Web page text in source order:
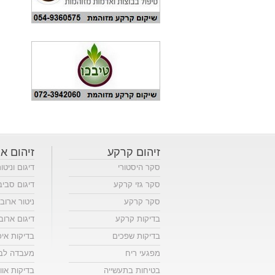
זיהום קרקע
סקר היסטורי
סקר גזי קרקע
סקר קרקע
בדיקות קרקע
בדיקות שפכים
מפגעי ריח
בטיחות בתעשייה
זיהום
דיגום
דיגום
ניטור
דיגום
בדיקות
מעבדה
בדיקות